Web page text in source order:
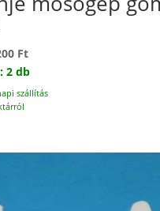
Ft.
FtCurrent
price
is:
2 db
szállítás